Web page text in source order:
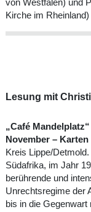
von Westfalen) und
Kirche im
Lesung mit
„Café
November –
Kreis Lippe/
Südafrika, im Jahr
berührende und
Unrechtsregime der
bis in die